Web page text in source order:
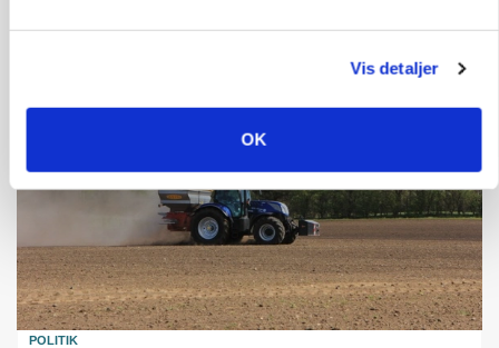
Vis detaljer
OK
gødskningslov
POLITIK